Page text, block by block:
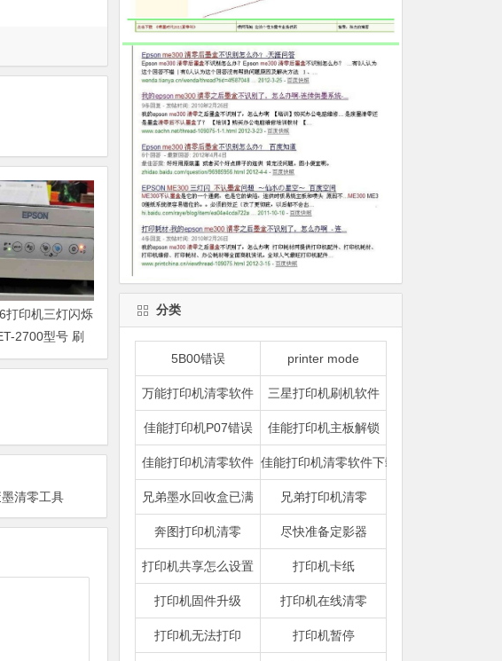
打印机三灯闪烁
2700型号 刷
问题
清零工具
分类
5B00错误 printer mode
万能打印机清零软件 三星打印机刷机软件
佳能打印机P07错误 佳能打印机主板解锁
佳能打印机清零软件 佳能打印机清零软件下载
兄弟墨水回收盒已满 兄弟打印机清零
奔图打印机清零 尽快准备定影器
打印机共享怎么设置 打印机卡纸
打印机固件升级 打印机在线清零
打印机无法打印 打印机暂停